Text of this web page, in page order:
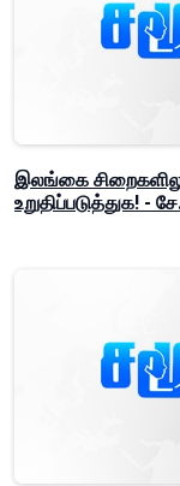
இலங்கை
உறுதிப்படுத்துக! -